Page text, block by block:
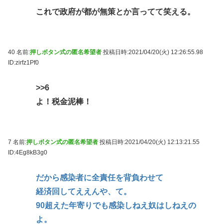
これで政府が都が無策とか言ってて笑える。
40 名前:押しボタン式の匿名希望者 投稿日時:2021/04/20(火) 12:26:55.98
ID:zirfz1Pf0
>>6
よ！税金泥棒！
7 名前:押しボタン式の匿名希望者 投稿日時:2021/04/20(火) 12:13:21.55
ID:4Eg8kB3g0
だから感染者に全責任を背負わせて
経済回してええんや、て。
90超えた年寄りでも感染しねえ奴はしねえの
よ。